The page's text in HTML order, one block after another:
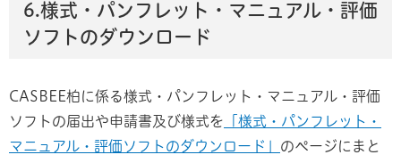
6.様式・パンフレット・マニュアル・評価
ソフトのダウンロード
CASBEE柏に係る様式・パンフレット・マニュアル・評価
ソフトの届出や申請書及び様式を 「様式・パンフレット・
マニュアル・評価ソフトのダウンロード」 のページにまと